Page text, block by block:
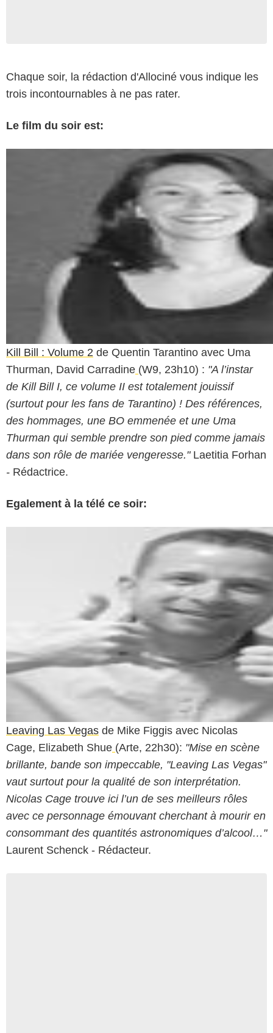
Chaque soir, la rédaction d'Allociné vous indique les
trois incontournables à ne pas rater.
Le film du soir est:
Kill Bill : Volume 2 de Quentin Tarantino avec Uma
Thurman, David Carradine (W9, 23h10) : "A l’instar
de Kill Bill I, ce volume II est totalement jouissif
(surtout pour les fans de Tarantino) ! Des références,
des hommages, une BO emmenée et une Uma
Thurman qui semble prendre son pied comme jamais
dans son rôle de mariée vengeresse."Laetitia Forhan
- Rédactrice.
Egalement à la télé ce soir:
Leaving Las Vegas de Mike Figgis avec Nicolas
Cage, Elizabeth Shue (Arte, 22h30): "Mise en scène
brillante, bande son impeccable, "Leaving Las Vegas"
vaut surtout pour la qualité de son interprétation.
Nicolas Cage trouve ici l’un de ses meilleurs rôles
avec ce personnage émouvant cherchant à mourir en
consommant des quantités astronomiques d’alcool…"
Laurent Schenck - Rédacteur.